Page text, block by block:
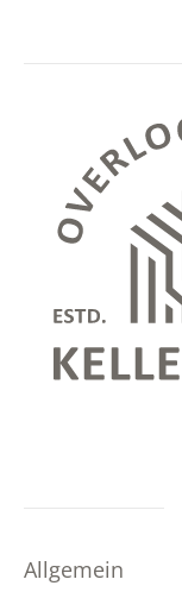
Allgemein